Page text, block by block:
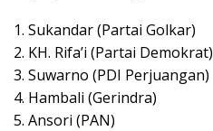
1. Sukandar (Partai Golkar)
2. KH. Rifa’i (Partai Demokrat)
3. Suwarno (PDI Perjuangan)
4. Hambali (Gerindra)
5. Ansori (PAN)